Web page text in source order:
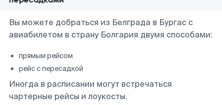
Вы можете добраться из Белграда в Бургас с
авиабилетом в страну Болгария двумя способами:
прямым рейсом
рейс с пересадкой
Иногда в расписании могут встречаться
чартерные рейсы и лоукосты.